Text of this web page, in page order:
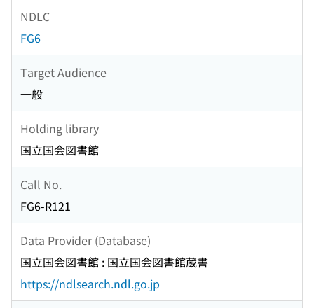
NDLC
FG6
Target Audience
一般
Holding library
国立国会図書館
Call No.
FG6-R121
Data Provider (Database)
国立国会図書館 : 国立国会図書館蔵書
https://ndlsearch.ndl.go.jp